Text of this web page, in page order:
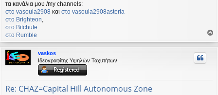
τα κανάλια μου /my channels:
στο vasoula2908 και στο vasoula2908asteria
στο Βrighteon,
στο Bitchute
στο Rumble
ο
ρ
vaskos
Ιδεογραφίτης Υψηλών Ταχυτήτων
Re: CHAZ=Capital Hill Autonomous Zone